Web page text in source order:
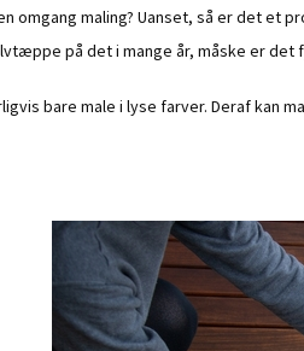
maling? Uanset, så er det et
på det i mange år, måske er
bare male i lyse farver. Deraf kan